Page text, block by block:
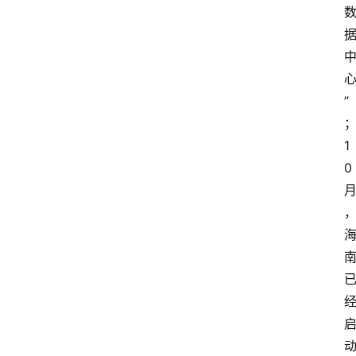
数
据
中
心
”
；
1
0
月
，
海
南
已
经
启
动